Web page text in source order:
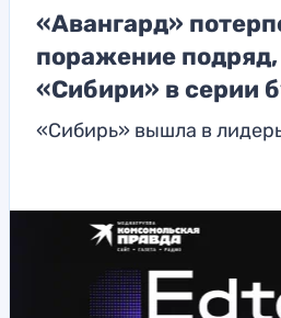
«Авангард»
поражение подряд,
«Сибири» в серии
«Сибирь» вышла в